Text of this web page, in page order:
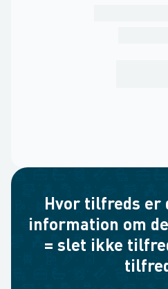
Hvor tilfreds er
information om
= slet ikke